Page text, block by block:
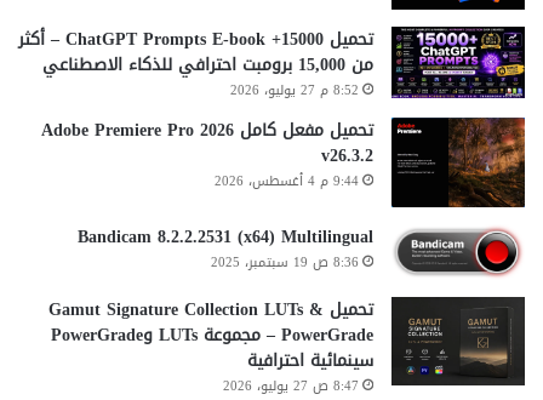
تحميل 15000+ ChatGPT Prompts E-book – أكثر
من 15,000 برومبت احترافي للذكاء الاصطناعي
8:52 م 27 يوليو، 2026
تحميل مفعل كامل Adobe Premiere Pro 2026
v26.3.2
9:44 م 4 أغسطس، 2026
Bandicam 8.2.2.2531 (x64) Multilingual
8:36 ص 19 سبتمبر، 2025
تحميل Gamut Signature Collection LUTs &
PowerGrade – مجموعة LUTs وPowerGrade
سينمائية احترافية
8:47 ص 27 يوليو، 2026